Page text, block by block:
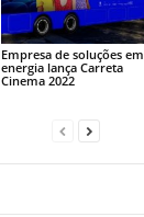
Empresa de soluções em
energia lança Carreta
Cinema 2022